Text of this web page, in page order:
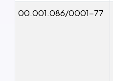
00.001.086/0001-77